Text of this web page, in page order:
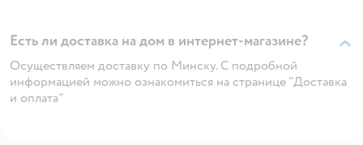
Есть ли доставка на дом в интернет-магазине?
Осуществляем доставку по Минску. С подробной
информацией можно ознакомиться на странице "Доставка
и оплата"